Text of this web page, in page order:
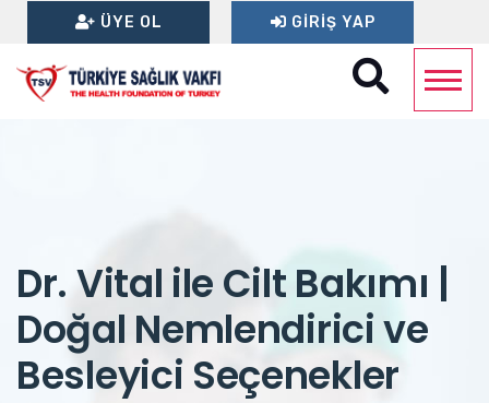
ÜYE OL GIRIŞ YAP
Dr. Vital ile Cilt Bakımı |
Doğal Nemlendirici ve
Besleyici Seçenekler